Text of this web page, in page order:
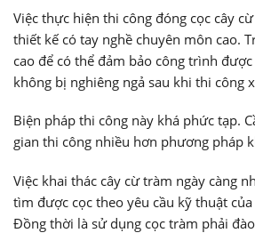
Việc thực hiện thi công đóng cọc cây
thiết kế có tay nghề chuyên môn cao.
cao để có thể đảm bảo công trình
không bị nghiêng ngả sau khi thi công
Biện pháp thi công này khá phức tạp.
gian thi công nhiều hơn phương pháp
Việc khai thác cây cừ tràm ngày càng
tìm được cọc theo yêu cầu kỹ thuật
Đồng thời là sử dụng cọc tràm phải